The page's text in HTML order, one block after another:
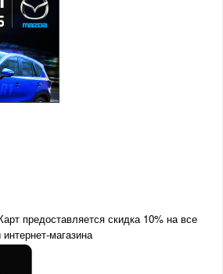
предоставляется скидка 10% на все
магазина